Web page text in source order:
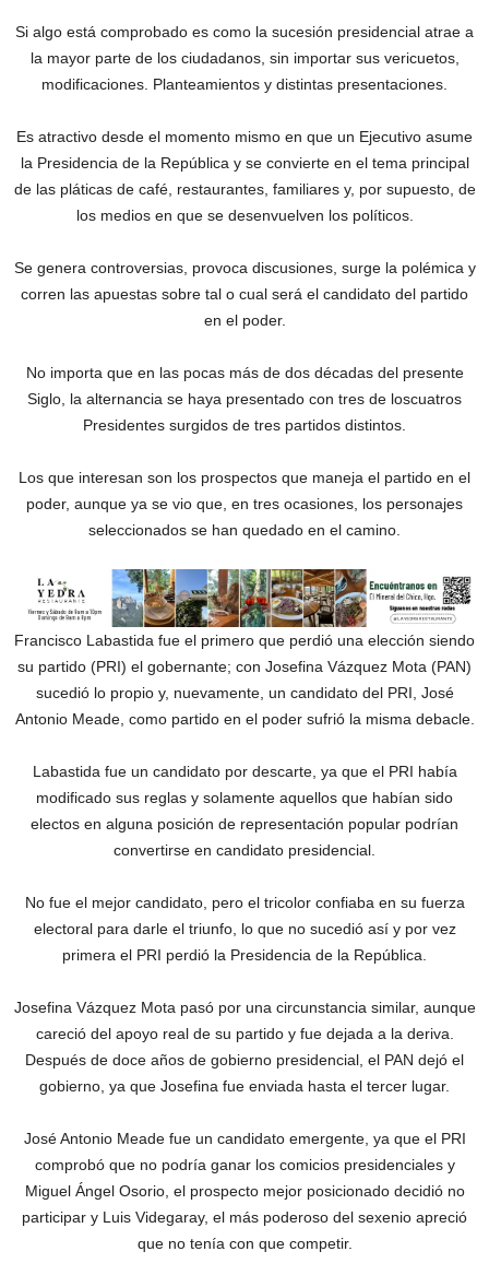
Si algo está comprobado es como la sucesión presidencial atrae a
la mayor parte de los ciudadanos, sin importar sus vericuetos,
modificaciones. Planteamientos y distintas presentaciones.
Es atractivo desde el momento mismo en que un Ejecutivo asume
la Presidencia de la República y se convierte en el tema principal
de las pláticas de café, restaurantes, familiares y, por supuesto, de
los medios en que se desenvuelven los políticos.
Se genera controversias, provoca discusiones, surge la polémica y
corren las apuestas sobre tal o cual será el candidato del partido
en el poder.
No importa que en las pocas más de dos décadas del presente
Siglo, la alternancia se haya presentado con tres de loscuatros
Presidentes surgidos de tres partidos distintos.
Los que interesan son los prospectos que maneja el partido en el
poder, aunque ya se vio que, en tres ocasiones, los personajes
seleccionados se han quedado en el camino.
Francisco Labastida fue el primero que perdió una elección siendo
su partido (PRI) el gobernante; con Josefina Vázquez Mota (PAN)
sucedió lo propio y, nuevamente, un candidato del PRI, José
Antonio Meade, como partido en el poder sufrió la misma debacle.
Labastida fue un candidato por descarte, ya que el PRI había
modificado sus reglas y solamente aquellos que habían sido
electos en alguna posición de representación popular podrían
convertirse en candidato presidencial.
No fue el mejor candidato, pero el tricolor confiaba en su fuerza
electoral para darle el triunfo, lo que no sucedió así y por vez
primera el PRI perdió la Presidencia de la República.
Josefina Vázquez Mota pasó por una circunstancia similar, aunque
careció del apoyo real de su partido y fue dejada a la deriva.
Después de doce años de gobierno presidencial, el PAN dejó el
gobierno, ya que Josefina fue enviada hasta el tercer lugar.
José Antonio Meade fue un candidato emergente, ya que el PRI
comprobó que no podría ganar los comicios presidenciales y
Miguel Ángel Osorio, el prospecto mejor posicionado decidió no
participar y Luis Videgaray, el más poderoso del sexenio apreció
que no tenía con que competir.